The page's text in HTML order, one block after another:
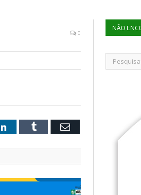
0
LinkedInTumblr Email
NÃO